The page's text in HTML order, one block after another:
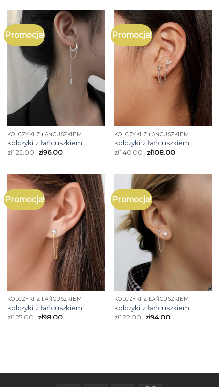
Promocja!
KOLCZYKI Z ŁAŃCUSZKIEM
kolczyki z łańcuszkiem
zł125.00 zł96.00
Promocja!
KOLCZYKI Z ŁAŃCUSZKIEM
kolczyki z łańcuszkiem
zł140.00 zł108.00
Promocja!
KOLCZYKI Z ŁAŃCUSZKIEM
kolczyki z łańcuszkiem
zł127.00 zł98.00
Promocja!
KOLCZYKI Z ŁAŃCUSZKIEM
kolczyki z łańcuszkiem
zł122.00 zł94.00